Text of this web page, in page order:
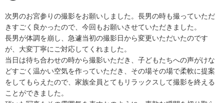
次男のお宮参りの撮影をお願いしました。長男の時も撮っていただ
きすごく良かったので、今回もお願いさせていただきました。
長男が体調を崩し、急遽当初の撮影日から変更いただいたのです
が、大変丁寧にご対応してくれました。
当日は待ち合わせの時から撮影いただき、子どもたちへの声がけな
どすごく温かい空気を作っていただき、その場その場で柔軟に提案
をしてもらえたので、家族全員とてもリラックスして撮影を終える
ことができました。